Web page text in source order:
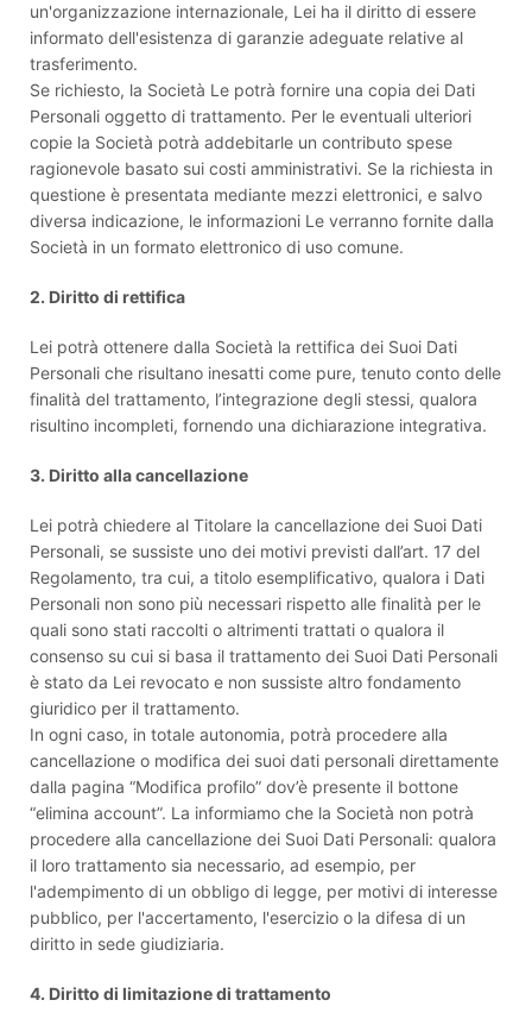
un'organizzazione internazionale, Lei ha il diritto di essere
informato dell'esistenza di garanzie adeguate relative al
trasferimento.
Se richiesto, la Società Le potrà fornire una copia dei Dati
Personali oggetto di trattamento. Per le eventuali ulteriori
copie la Società potrà addebitarle un contributo spese
ragionevole basato sui costi amministrativi. Se la richiesta in
questione è presentata mediante mezzi elettronici, e salvo
diversa indicazione, le informazioni Le verranno fornite dalla
Società in un formato elettronico di uso comune.
2. Diritto di rettifica
Lei potrà ottenere dalla Società la rettifica dei Suoi Dati
Personali che risultano inesatti come pure, tenuto conto delle
finalità del trattamento, l’integrazione degli stessi, qualora
risultino incompleti, fornendo una dichiarazione integrativa.
3. Diritto alla cancellazione
Lei potrà chiedere al Titolare la cancellazione dei Suoi Dati
Personali, se sussiste uno dei motivi previsti dall’art. 17 del
Regolamento, tra cui, a titolo esemplificativo, qualora i Dati
Personali non sono più necessari rispetto alle finalità per le
quali sono stati raccolti o altrimenti trattati o qualora il
consenso su cui si basa il trattamento dei Suoi Dati Personali
è stato da Lei revocato e non sussiste altro fondamento
giuridico per il trattamento.
In ogni caso, in totale autonomia, potrà procedere alla
cancellazione o modifica dei suoi dati personali direttamente
dalla pagina “Modifica profilo” dov’è presente il bottone
“elimina account”. La informiamo che la Società non potrà
procedere alla cancellazione dei Suoi Dati Personali: qualora
il loro trattamento sia necessario, ad esempio, per
l'adempimento di un obbligo di legge, per motivi di interesse
pubblico, per l'accertamento, l'esercizio o la difesa di un
diritto in sede giudiziaria.
4. Diritto di limitazione di trattamento